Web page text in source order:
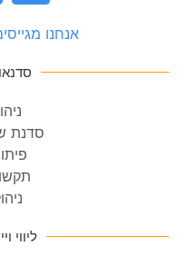
אנחנו
סדנת
ליווי